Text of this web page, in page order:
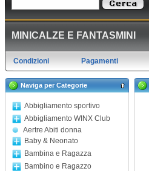
MINICALZE E FANTASMINI
Condizioni Pagamenti
Naviga per Categorie
Abbigliamento sportivo
Abbigliamento WINX Club
Aertre Abiti donna
Baby & Neonato
Bambina e Ragazza
Bambino e Ragazzo